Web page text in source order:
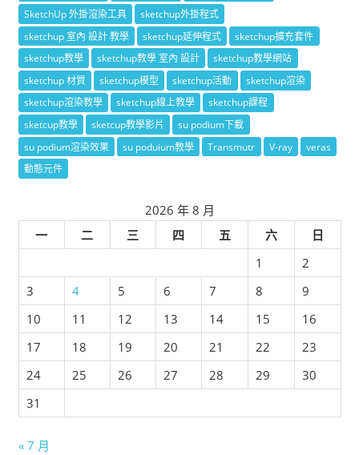
SketchUp 外掛渲染工具
sketchup外掛程式
sketchup 室內 設計 教學
sketchup延伸程式
sketchup擴充套件
sketchup教學
sketchup教學 室內 設計
sketchup教學網站
sketchup 材質
sketchup模型 sketchup活動
sketchup渲染
sketchup渲染教學
sketchup線上教學
sketchup課程
sketcup教學
sketcup教學影片
su podium下載
su podium渲染效果
su poduium教學 Transmutr V-ray
veras
動態元件
2026 年 8 月
一
二 三 四 五 六
日
1
2
3
4 5 6 7 8
9
10
11 12 13 14 15
16
17
18 19 20 21 22
23
24
25 26 27 28 29
30
31
« 7 月